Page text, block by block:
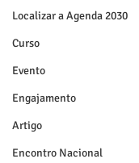
Localizar a Agenda 2030
Curso
Evento
Engajamento
Artigo
Encontro Nacional